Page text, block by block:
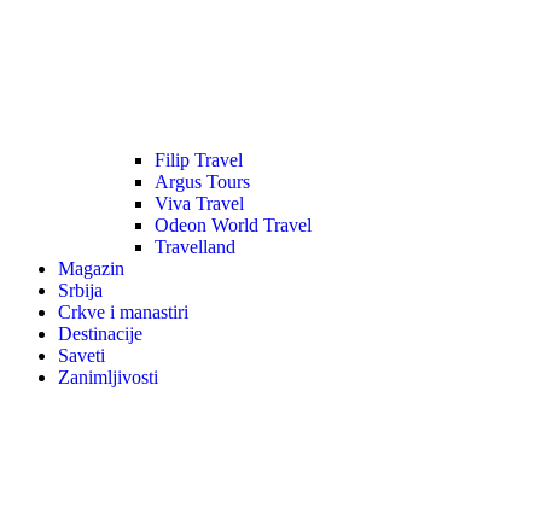
Filip Travel
Argus Tours
Viva Travel
Odeon World Travel
Travelland
Magazin
Srbija
Crkve i manastiri
Destinacije
Saveti
Zanimljivosti